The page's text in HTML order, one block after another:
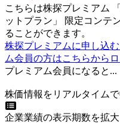
こちらは株探プレミアム 「
ットプラン 」 限定コンテ
ることができます。
株探プレミアムに申し込む
ム会員の方はこちらから
プレミアム会員になると...
株価情報をリアルタイム
企業業績の表示期数を拡大